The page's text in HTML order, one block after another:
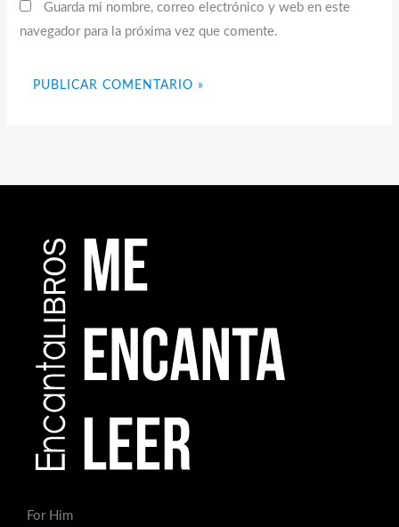
Guarda mi nombre, correo electrónico y web en este
navegador para la próxima vez que comente.
For Him